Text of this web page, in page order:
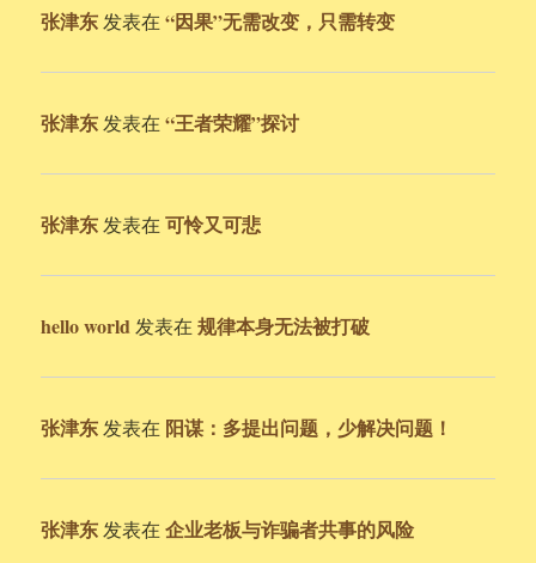
张津东 发表在“因果”无需改变，只需转变
张津东 发表在“王者荣耀”探讨
张津东 发表在可怜又可悲
hello world 发表在规律本身无法被打破
张津东 发表在 阳谋：多提出问题，少解决问题！
张津东 发表在企业老板与诈骗者共事的风险